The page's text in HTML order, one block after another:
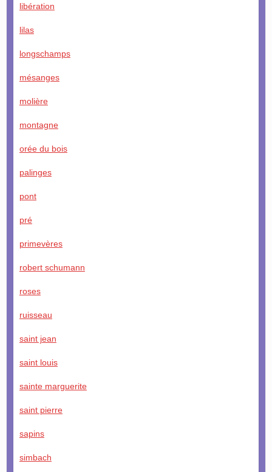
libération
lilas
longschamps
mésanges
molière
montagne
orée du bois
palinges
pont
pré
primevères
robert schumann
roses
ruisseau
saint jean
saint louis
sainte marguerite
saint pierre
sapins
simbach